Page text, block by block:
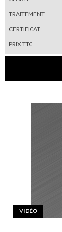
TRAITEMENT
CERTIFICAT
PRIX TTC
VIDÉO